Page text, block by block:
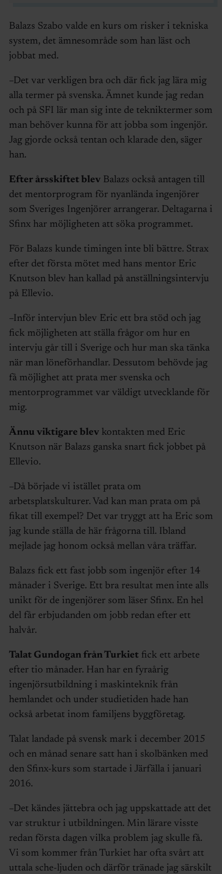
Balazs Szabo valde en kurs om risker i tekniska
system, det ämnesområde som han läst och
jobbat med.
–Det var verkligen bra och där fick jag lära mig
alla termer på svenska. Ämnet kunde jag redan
och på SFI lär man sig inte de tekniktermer som
man behöver kunna för att jobba som ingenjör.
Jag gjorde också tentan och klarade den, säger
han.
Efter årsskiftet blevBalazs också antagen till
det mentorprogram för nyanlända ingenjörer
som Sveriges Ingenjörer arrangerar. Deltagarna i
Sfinx har möjligheten att söka programmet.
För Balazs kunde timingen inte bli bättre. Strax
efter det första mötet med hans mentor Eric
Knutson blev han kallad på anställningsintervju
på Ellevio.
–Inför intervjun blev Eric ett bra stöd och jag
fick möjligheten att ställa frågor om hur en
intervju går till i Sverige och hur man ska tänka
när man löneförhandlar. Dessutom behövde jag
få möjlighet att prata mer svenska och
mentorprogrammet var väldigt utvecklande för
mig.
Ännu viktigare blevkontakten med Eric
Knutson när Balazs ganska snart fick jobbet på
Ellevio.
–Då började vi istället prata om
arbetsplatskulturer. Vad kan man prata om på
fikat till exempel? Det var tryggt att ha Eric som
jag kunde ställa de här frågorna till. Ibland
mejlade jag honom också mellan våra träffar.
Balazs fick ett fast jobb som ingenjör efter 14
månader i Sverige. Ett bra resultat men inte alls
unikt för de ingenjörer som läser Sfinx. En hel
del får erbjudanden om jobb redan efter ett
halvår.
Talat Gundogan från Turkietfick ett arbete
efter tio månader. Han har en fyraårig
ingenjörsutbildning i maskinteknik från
hemlandet och under studietiden hade han
också arbetat inom familjens byggföretag.
Talat landade på svensk mark i december 2015
och en månad senare satt han i skolbänken med
den Sfinx-kurs som startade i Järfälla i januari
2016.
–Det kändes jättebra och jag uppskattade att det
var struktur i utbildningen. Min lärare visste
redan första dagen vilka problem jag skulle få.
Vi som kommer från Turkiet har ofta svårt att
uttala sche-ljuden och därför tränade jag särskilt